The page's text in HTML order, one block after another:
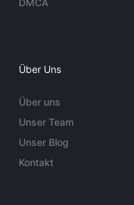
DMCA
Über Uns
Über uns
Unser Team
Unser Blog
Kontakt